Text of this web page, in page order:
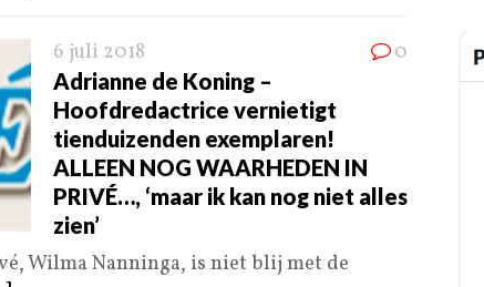
6 juli 2018 0
Adrianne de Koning –
Hoofdredactrice vernietigt
tienduizenden exemplaren!
ALLEEN NOG WAARHEDEN IN
PRIVÉ…, ‘maar ik kan nog niet alles
zien’
Wilma Nanninga, is niet blij met de